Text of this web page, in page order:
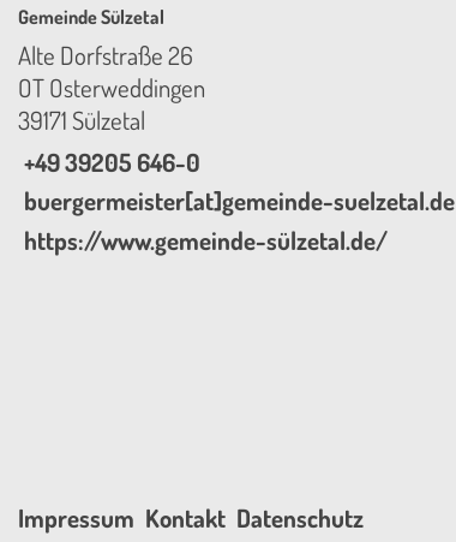
Gemeinde Sülzetal
Alte Dorfstraße 26
OT Osterweddingen
39171 Sülzetal
+49 39205 646-0
buergermeister[at]gemeinde-suelzetal.de
https://www.gemeinde-sülzetal.de/
Impressum Kontakt Datenschutz